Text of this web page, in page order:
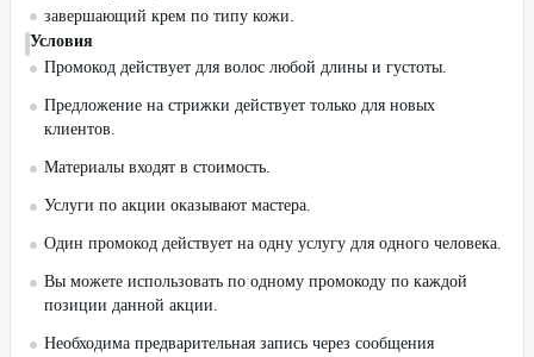
завершающий крем по типу кожи.
Условия
Промокод действует для волос любой длины и густоты.
Предложение на стрижки действует только для новых
клиентов.
Материалы входят в стоимость.
Услуги по акции оказывают мастера.
Один промокод действует на одну услугу для одного человека.
Вы можете использовать по одному промокоду по каждой
позиции данной акции.
Необходима предварительная запись через сообщения